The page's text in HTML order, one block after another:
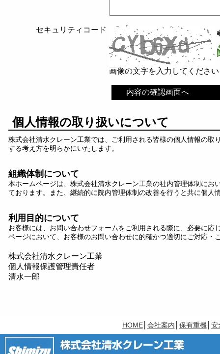
セキュリティコード
画像の文字を入力してくださ
個人情報の取り扱いについて
株式会社清水クレーン工業では、ご利用される皆様の個人情報の
する考え方を明らかにいたします。
組織体制について
本ホームページは、株式会社清水クレーン工業の社内管理体制に
ております。また、継続的に院内管理体制の改善を行うと共に個
利用目的について
お客様には、お問い合わせフォームをご利用される際に、必要に
ページにおいて、お客様のお問い合わせに的確かつ適切にご対応
株式会社清水クレーン工業
個人情報保護管理責任者
清水一郎
HOME│ 会社案内 保有重機 安